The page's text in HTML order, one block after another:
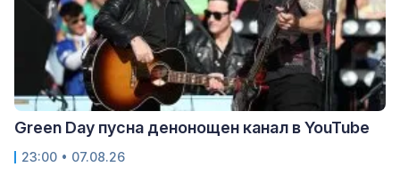
Green Day пусна денонощен канал в YouTube
23:00 • 07.08.26